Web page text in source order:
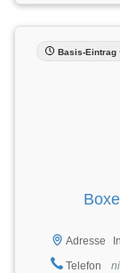
Basis-Eintrag
Adresse
Telefon